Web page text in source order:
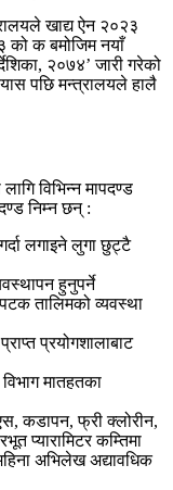
खाद्य ऐन २०२३
को क बमोजिम नयाँ
२०७४’ जारी गरेको
पछि मन्त्रालयले हालै
विभिन्न मापदण्ड
निम्न छन् :
लगाइने लुगा छुट्टै
हुनुपर्ने
तालिमको व्यवस्था
प्रयोगशालाबाट
मातहतका
कडापन, फ्री क्लोरीन,
प्यारामिटर कम्तिमा
अभिलेख अद्यावधिक